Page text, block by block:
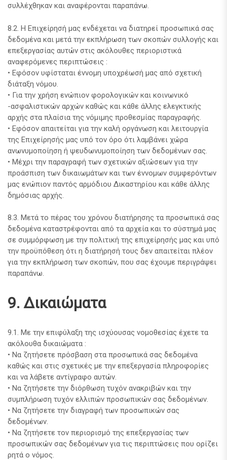
συλλέχθηκαν και αναφέρονται παραπάνω.
8.2. Η Επιχείρησή μας ενδέχεται να διατηρεί προσωπικά σας
δεδομένα και μετά την εκπλήρωση των σκοπών συλλογής και
επεξεργασίας αυτών στις ακόλουθες περιοριστικά
αναφερόμενες περιπτώσεις :
• Εφόσον υφίσταται έννομη υποχρέωσή μας από σχετική
διάταξη νόμου.
• Για την χρήση ενώπιον φορολογικών και κοινωνικό
-ασφαλιστικών αρχών καθώς και κάθε άλλης ελεγκτικής
αρχής στα πλαίσια της νόμιμης προθεσμίας παραγραφής.
• Εφόσον απαιτείται για την καλή οργάνωση και λειτουργία
της Επιχείρησής μας υπό τον όρο ότι λαμβάνει χώρα
ανωνυμοποίηση ή ψευδωνυμοποίηση των δεδομένων σας.
• Μέχρι την παραγραφή των σχετικών αξιώσεων για την
προάσπιση των δικαιωμάτων και των έννομων συμφερόντων
μας ενώπιον παντός αρμόδιου Δικαστηρίου και κάθε άλλης
δημόσιας αρχής.
8.3. Μετά το πέρας του χρόνου διατήρησης τα προσωπικά σας
δεδομένα καταστρέφονται από τα αρχεία και το σύστημά μας
σε συμμόρφωση με την πολιτική της επιχείρησής μας και υπό
την προϋπόθεση ότι η διατήρησή τους δεν απαιτείται πλέον
για την εκπλήρωση των σκοπών, που σας έχουμε περιγράψει
παραπάνω.
9. Δικαιώματα
9.1. Με την επιφύλαξη της ισχύουσας νομοθεσίας έχετε τα
ακόλουθα δικαιώματα :
• Να ζητήσετε πρόσβαση στα προσωπικά σας δεδομένα
καθώς και στις σχετικές με την επεξεργασία πληροφορίες
και να λάβετε αντίγραφο αυτών.
• Να ζητήσετε την διόρθωση τυχόν ανακριβών και την
συμπλήρωση τυχόν ελλιπών προσωπικών σας δεδομένων.
• Να ζητήσετε την διαγραφή των προσωπικών σας
δεδομένων.
• Να ζητήσετε τον περιορισμό της επεξεργασίας των
προσωπικών σας δεδομένων για τις περιπτώσεις που ορίζει
ρητά ο νόμος.